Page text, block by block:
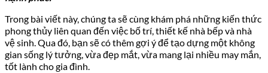
Trong bài viết này, chúng ta sẽ cùng khám phá những kiến thức
phong thủy liên quan đến việc bố trí, thiết kế nhà bếp và nhà
vệ sinh. Qua đó, bạn sẽ có thêm gợi ý để tạo dựng một không
gian sống lý tưởng, vừa đẹp mắt, vừa mang lại nhiều may mắn,
tốt lành cho gia đình.